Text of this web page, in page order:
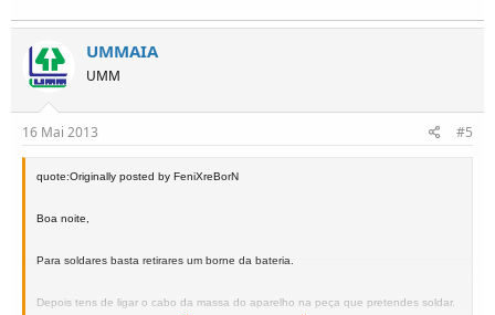
UMMAIA
UMM
16 Mai 2013 #5
quote:Originally posted by FeniXreBorN
Boa noite,
Para soldares basta retirares um borne da bateria.
Depois tens de ligar o cabo da massa do aparelho na peça que pretendes soldar.